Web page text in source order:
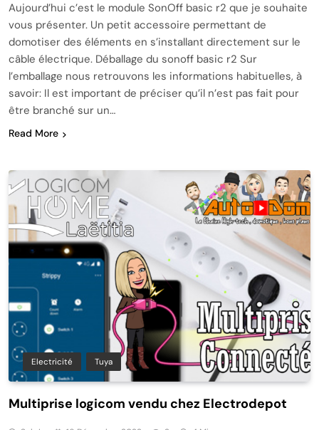
Aujourd’hui c’est le module SonOff basic r2 que je souhaite
vous présenter. Un petit accessoire permettant de
domotiser des éléments en s’installant directement sur le
câble électrique. Déballage du sonoff basic r2 Sur
l’emballage nous retrouvons les informations habituelles, à
savoir: Il est important de préciser qu’il n’est pas fait pour
être branché sur un…
Read More
Electricité Tuya
Multiprise logicom vendu chez Electrodepot